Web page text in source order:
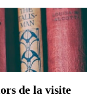
de la visite